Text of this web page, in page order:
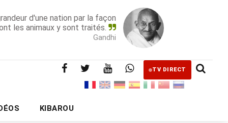
d'une nation par la façon
les animaux y sont traités.
Gandhi
TV DIRECT
KIBAROU